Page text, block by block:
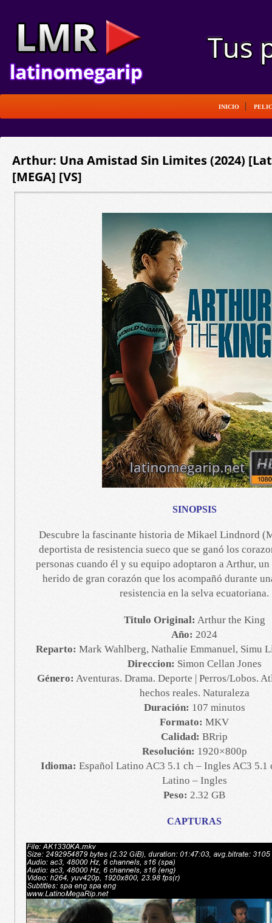
INICIO
Arthur: Una Amistad Sin Limites (2024)
[MEGA] [VS]
SINOPSIS
Descubre la fascinante historia de Mikael Lindnord
deportista de resistencia sueco que se ganó los
personas cuando él y su equipo adoptaron a Arthur,
herido de gran corazón que los acompañó durante
resistencia en la selva ecuatoriana.
Titulo Original: Arthur the King
Año: 2024
Reparto: Mark Wahlberg, Nathalie Emmanuel, Simu
Direccion: Simon Cellan Jones
Género: Aventuras. Drama. Deporte | Perros/Lobos.
hechos reales. Naturaleza
Duración: 107 minutos
Formato: MKV
Calidad: BRrip
Resolución: 1920×800p
Idioma: Español Latino AC3 5.1 ch – Ingles AC3 5.1
Latino – Ingles
Peso: 2.32 GB
CAPTURAS